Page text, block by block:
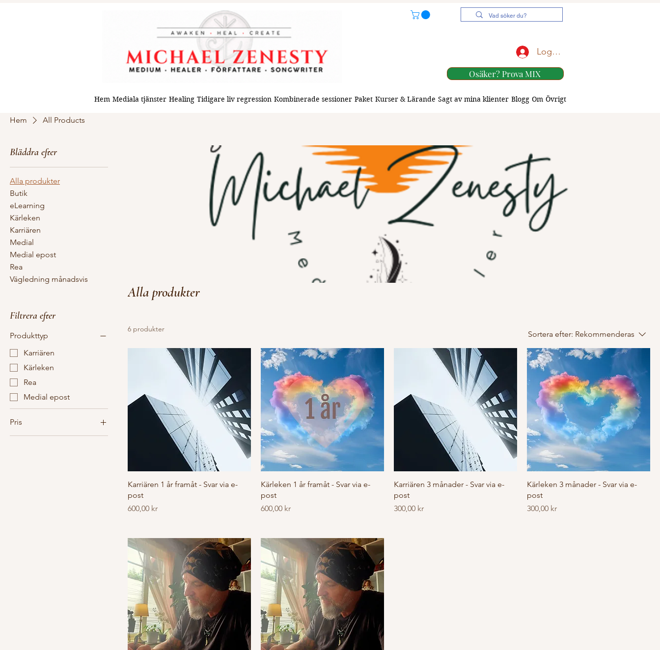
Logga in
Osäker? Prova MIX
Hem Mediala tjänster Healing Tidigare liv regression Kombinerade sessioner Paket Kurser & Lärande Sagt av mina klienter Blogg Om Övrigt
Hem All Products
Bläddra efter
Alla produkter
Butik
eLearning
Kärleken
Karriären
Medial
Medial epost
Rea
Vägledning månadsvis
Filtrera efter
Produkttyp
Karriären
Kärleken
Rea
Medial epost
Pris
Alla produkter
6 produkter
Sortera efter: Rekommenderas
Karriären 1 år framåt - Svar via e-
post
Pris
600,00 kr
Kärleken 1 år framåt - Svar via e-
post
Pris
600,00 kr
Karriären 3 månader - Svar via e-
post
Pris
300,00 kr
Kärleken 3 månader - Svar via e-
post
Pris
300,00 kr